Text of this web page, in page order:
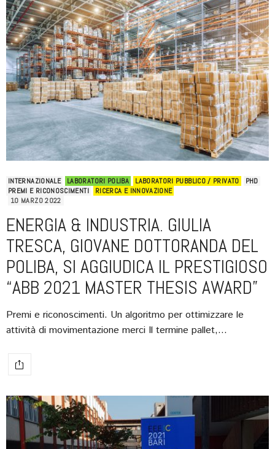
INTERNAZIONALE LABORATORI POLIBA LABORATORI PUBBLICO / PRIVATO
PHD
PREMI E RICONOSCIMENTI
RICERCA E INNOVAZIONE
10 MARZO 2022
ENERGIA & INDUSTRIA. GIULIA
TRESCA, GIOVANE DOTTORANDA DEL
POLIBA, SI AGGIUDICA IL PRESTIGIOSO
“ABB 2021 MASTER THESIS AWARD”
Premi e riconoscimenti. Un algoritmo per ottimizzare le
attività di movimentazione merci Il termine pallet,…